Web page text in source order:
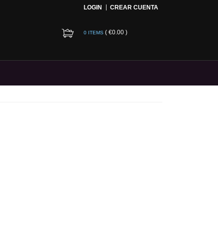
LOGIN CREAR CUENTA
0 ITEMS ( €0.00 )